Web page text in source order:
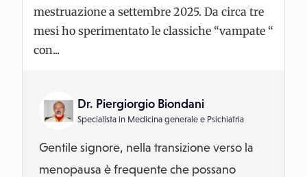
mestruazione a settembre 2025. Da circa tre
mesi ho sperimentato le classiche “vampate “
con...
Dr. Piergiorgio Biondani
Specialista in Medicina generale e Psichiatria
Gentile signore, nella transizione verso la
menopausa è frequente che possano